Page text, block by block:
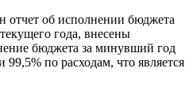
отчет об исполнении бюджета
года, внесены
бюджета за минувший год
99,5% по расходам, что является